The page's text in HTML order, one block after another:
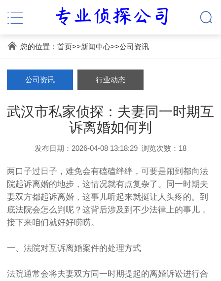
您的位置： 首页>>新闻中心>>公司资讯
公司资讯 行业动态
武汉市私家侦探：夫妻同一时期互
诉离婚如何判
发布日期：2026-04-08 13:18:29 浏览次数：18
两口子过日子，难免会有磕磕绊绊，可要是闹到都向法
院起诉离婚的地步，这情况就有点复杂了。同一时期夫
妻双方都起诉离婚，这事儿听起来就挺让人头疼的。到
底法院会怎么判呢？这背后涉及到不少法律上的事儿，
接下来咱们就好好唠唠。
一、法院对互诉离婚案件的处理方式
法院通常会将夫妻双方同一时期提起的离婚诉讼进行合